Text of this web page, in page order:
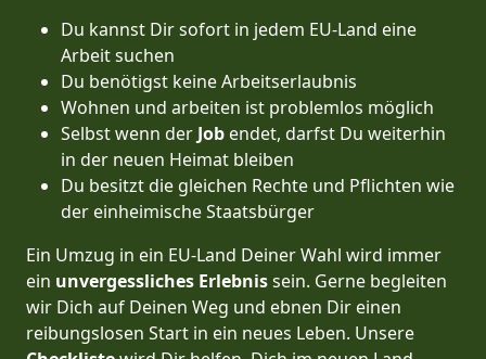
Du kannst Dir sofort in jedem EU-Land eine
Arbeit suchen
Du benötigst keine Arbeitserlaubnis
Wohnen und arbeiten ist problemlos möglich
Selbst wenn der Job endet, darfst Du weiterhin
in der neuen Heimat bleiben
Du besitzt die gleichen Rechte und Pflichten wie
der einheimische Staatsbürger
Ein Umzug in ein EU-Land Deiner Wahl wird immer
ein unvergessliches Erlebnissein. Gerne begleiten
wir Dich auf Deinen Weg und ebnen Dir einen
reibungslosen Start in ein neues Leben. Unsere